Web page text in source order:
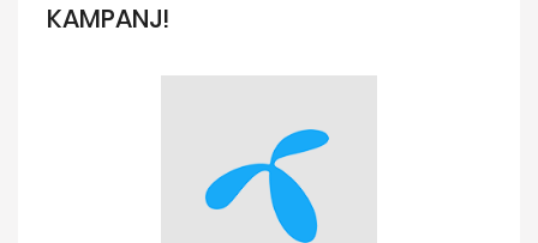
KAMPANJ!